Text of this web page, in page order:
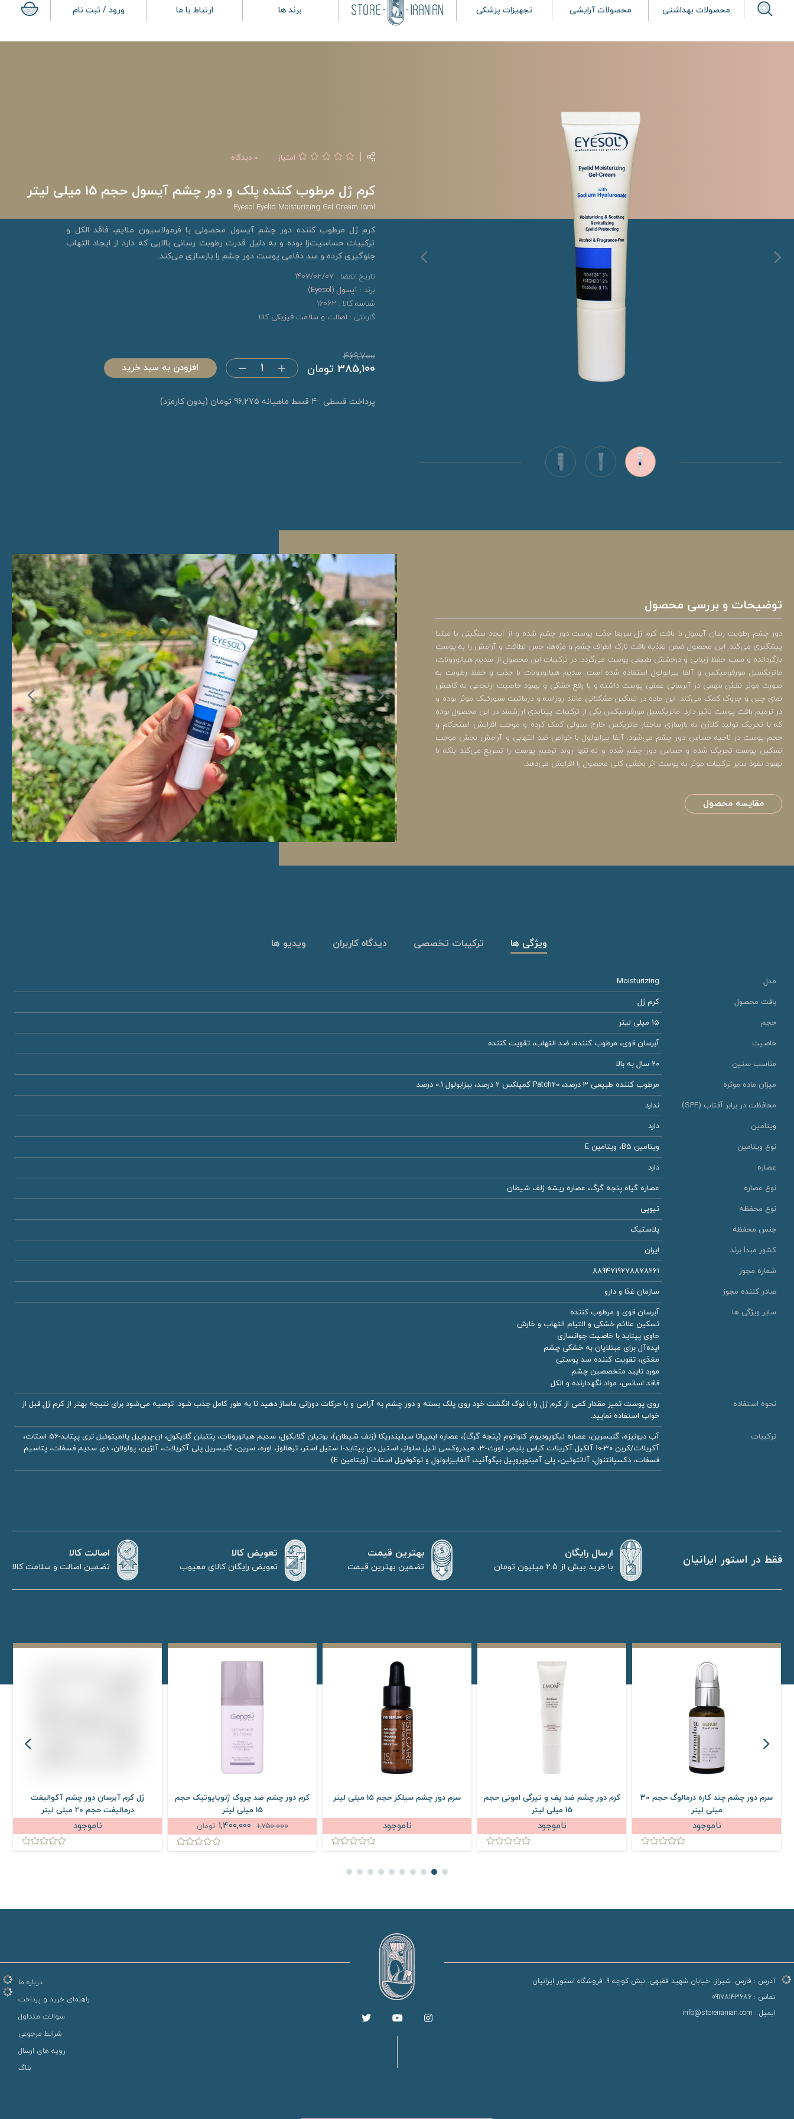
محصولات بهداشتی محصولات آرایشی تجهیزات پزشکی برند ها ارتباط با ما ورود / ثبت نام
امتیاز 0 دیدگاه
کرم ژل مرطوب کننده پلک و دور چشم آیسول حجم 15 میلی لیتر
Eyesol Eyelid Moisturizing Gel Cream 15ml
کرم ژل مرطوب کننده دور چشم آیسول محصولی با فرمولاسیون ملایم، فاقد الکل و
ترکیبات حساسیت‌زا بوده و به دلیل قدرت رطوبت رسانی بالایی که دارد از ایجاد التهاب
جلوگیری کرده و سد دفاعی پوست دور چشم را بازسازی می‌کند.
تاریخ انقضا : 1407/02/07
برند : آیسول (Eyesol)
شناسه کالا : 16062
گارانتی : اصالت و سلامت فیزیکی کالا
385,100 تومان
469,700
افزودن به سبد خرید
پرداخت قسطی : 4 قسط ماهیانه 96,275 تومان (بدون کارمزد)
توضیحات و بررسی محصول
دور چشم رطوبت رسان آیسول با بافت کرم ژل سریعا جذب پوست دور چشم شده و از ایجاد سنگینی یا میلیا
پیشگیری می‌کند. این محصول ضمن تغذیه بافت نازک اطراف چشم و مژه‌ها، حس لطافت و آرامش را به پوست
بازگردانده و سبب حفظ زیبایی و درخشش طبیعی پوست می‌گردد. در ترکیبات این محصول از سدیم هیالورونات،
ماتریکسیل مورفومیکس و آلفا بیزابولول استفاده شده است. سدیم هیالورونات با جذب و حفظ رطوبت به
صورت موثر نقش مهمی در آبرسانی عمقی پوست داشته و با رفع خشکی و بهبود خاصیت ارتجاعی به کاهش
نمای چین و چروک کمک می‌کند. این ماده در تسکین مشکلاتی مانند روزاسه و درماتیت سبورئیک موثر بوده و
در ترمیم بافت پوست تاثیر دارد. ماتریکسیل مورفومیکس یکی از ترکیبات پپتایدی ارزشمند در این محصول بوده
که با تحریک تولید کلاژن به بازسازی ساختار ماتریکس خارج سلولی کمک کرده و موجب افزایش استحکام و
حجم پوست در ناحیه حساس دور چشم می‌شود. آلفا بیزابولول با خواص ضد التهابی و آرامش بخش موجب
تسکین پوست تحریک شده و حساس دور چشم شده و نه تنها روند ترمیم پوست را تسریع می‌کند بلکه با
بهبود نفوذ سایر ترکیبات موثر به پوست اثر بخشی کلی محصول را افزایش می‌دهد.
مقایسه محصول
ویژگی ها ترکیبات تخصصی دیدگاه کاربران ویدیو ها
مدل
Moisturizing
بافت محصول
کرم ژل
حجم
15 میلی لیتر
خاصیت
آبرسان قوی، مرطوب کننده، ضد التهاب، تقویت کننده
مناسب سنین
20 سال به بالا
میزان ماده موثره
مرطوب کننده طبیعی 3 درصد، Patch20 کمپلکس 2 درصد، بیزابولول 0.1 درصد
محافظت در برابر آفتاب (SPF)
ندارد
ویتامین
دارد
نوع ویتامین
ویتامین B5، ویتامین E
عصاره
دارد
نوع عصاره
عصاره گیاه پنجه گرگ، عصاره ریشه زلف شیطان
نوع محفظه
تیوپی
جنس محفظه
پلاستیک
کشور مبدأ برند
ایران
شماره مجوز
8894719278878261
صادر کننده مجوز
سازمان غذا و دارو
سایر ویژگی ها
آبرسان قوی و مرطوب کننده
تسکین علائم خشکی و التیام التهاب و خارش
حاوی پپتاید با خاصیت جوانسازی
ایده‌آل برای مبتلایان به خشکی چشم
مغذی، تقویت کننده سد پوستی
مورد تایید متخصصین چشم
فاقد اسانس، مواد نگهدارنده و الکل
نحوه استفاده
روی پوست تمیز مقدار کمی از کرم ژل را با نوک انگشت خود روی پلک بسته و دور چشم به آرامی و با حرکات دورانی ماساژ دهید تا به طور کامل جذب شود. توصیه می‌شود برای نتیجه بهتر از کرم ژل قبل از
خواب استفاده نمایید.
ترکیبات
آب دیونیزه، گلیسرین، عصاره لیکوپودیوم کلواتوم (پنجه گرگ)، عصاره ایمپراتا سیلیندریکا (زلف شیطان)، بوتیلن گلایکول، سدیم هیالورونات، پنتیلن گلایکول، ان-پروپیل پالمیتوئیل تری پپتاید-56 استات،
آکریلات/کربن 30-10 آلکیل آکریلات کراس پلیمر، لورث-3، هیدروکسی اتیل سلولز، استیل دی پپتاید-1 ستیل استر، ترهالوز، اوره، سرین، گلیسریل پلی آکریلات، آلژین، پولولان، دی سدیم فسفات، پتاسیم
فسفات، دکسپانتنول، آلانتوئین، پلی آمینوپروپیل بیگوآنید، آلفابیزابولول و توکوفریل استات (ویتامین E)
فقط در استور ایرانیان ارسال رایگان
با خرید بیش از 2.5 میلیون تومان
بهترین قیمت
تضمین بهترین قیمت
تعویض کالا
تعویض رایگان کالای معیوب
اصالت کالا
تضمین اصالت و سلامت کالا
سرم دور چشم چند کاره درمالوگ حجم 30
میلی لیتر
ناموجود
کرم دور چشم ضد پف و تیرگی امونی حجم
15 میلی لیتر
ناموجود
سرم دور چشم سیلکر حجم 15 میلی لیتر
ناموجود
کرم دور چشم ضد چروک ژنوبایوتیک حجم
15 میلی لیتر
1,750,000
تومان
ژل کرم آبرسان دور چشم آکوالیفت
درمالیفت حجم 20 میلی لیتر
ناموجود
آدرس : فارس. شیراز. خیابان شهید فقیهی. نبش کوچه 9. فروشگاه استور ایرانیان
تماس : 09178143686
ایمیل : info@storeiranian.com
درباره ما
راهنمای خرید و پرداخت
سوالات متداول
شرایط مرجوعی
رویه های ارسال
بلاگ